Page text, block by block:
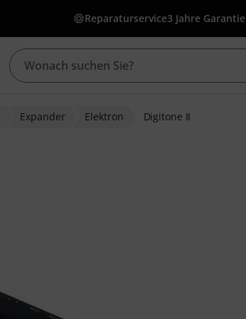
Reparaturservice3 Jahre Garantie
Expander Elektron Digitone II